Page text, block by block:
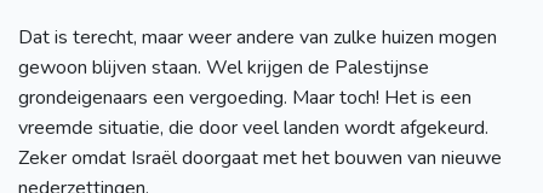
Dat is terecht, maar weer andere van zulke huizen mogen
gewoon blijven staan. Wel krijgen de Palestijnse
grondeigenaars een vergoeding. Maar toch! Het is een
vreemde situatie, die door veel landen wordt afgekeurd.
Zeker omdat Israël doorgaat met het bouwen van nieuwe